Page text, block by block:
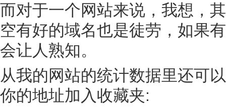
而对于一个网站来说，我想，
空有好的域名也是徒劳，如果
会让人熟知。
从我的网站的统计数据里还可
你的地址加入收藏夹: